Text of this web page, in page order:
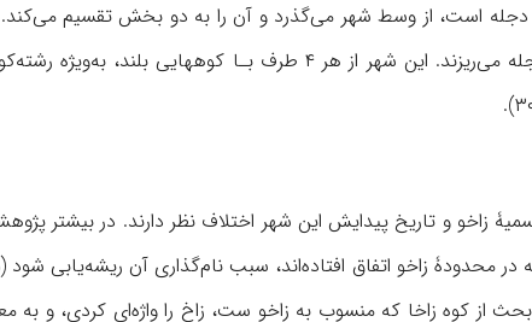
است، از وسط شهر می‌گذرد و آن را به دو بخش تقسیم می‌کند.
پیشخابور به رودخـانۀ دجله می‌ریزند. این شهر از هر
تسمیۀ زاخو و تاریخ پیدایش این شهر اختلاف نظر دارند. در
بحث از کوه زاخا که منسوب به زاخو ست، زاخ را واژه‌ای کردی، و